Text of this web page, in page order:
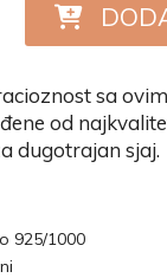
sa
od
dugotrajan sjaj.
925/1000